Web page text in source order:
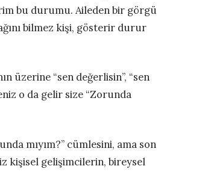
bu durumu. Aileden bir görgü
bilmez kişi, gösterir durur
üzerine “sen değerlisin”, “sen
o da gelir size “Zorunda
mıyım?” cümlesini, ama son
kişisel gelişimcilerin, bireysel